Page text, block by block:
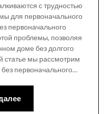
с трудностью
для первоначального
первоначального
проблемы, позволяя
доме без долгого
статье мы рассмотрим
первоначального…